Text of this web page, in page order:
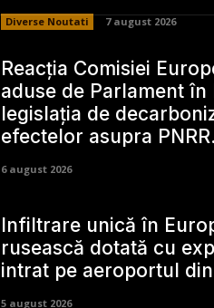
Diverse Noutati 7 august 2026
Reacția Comisiei
aduse de Parlament
legislația de
efectelor asupra PNRR.
6 august 2026
Infiltrare unică în
rusească dotată cu
intrat pe aeroportul
5 august 2026